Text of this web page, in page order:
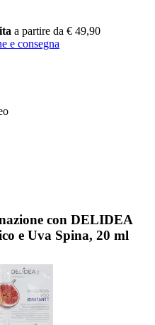
a partire da € 49,90
e consegna
con DELIDEA
e Uva Spina, 20 ml